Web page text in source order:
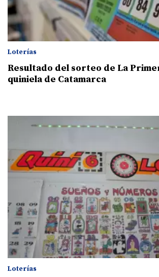
Loterías
Resultado del sorteo de La
quiniela de Catamarca
Loterías